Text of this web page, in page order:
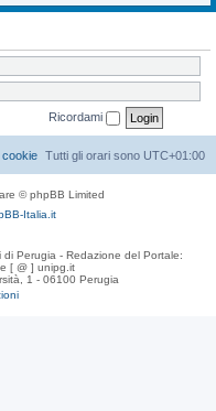
Ricordami
Tutti gli orari sono UTC+01:00
cookie
© phpBB Limited
Italia.it
Perugia - Redazione del Portale:
[ @ ] unipg.it
1 - 06100 Perugia